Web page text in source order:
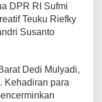
DPR RI Sufmi
Teuku Riefky
Susanto
Dedi Mulyadi,
Kehadiran para